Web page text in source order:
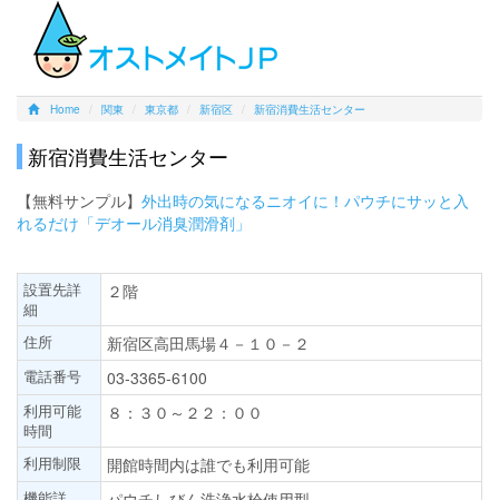
Home 関東 東京都 新宿区 新宿消費生活センター
新宿消費生活センター
【無料サンプル】 外出時の気になるニオイに！パウチにサッと入
れるだけ「デオール消臭潤滑剤」
設置先詳
細
２階
住所 新宿区高田馬場４－１０－２
電話番号 03-3365-6100
利用可能
時間
８：３０～２２：００
利用制限 開館時間内は誰でも利用可能